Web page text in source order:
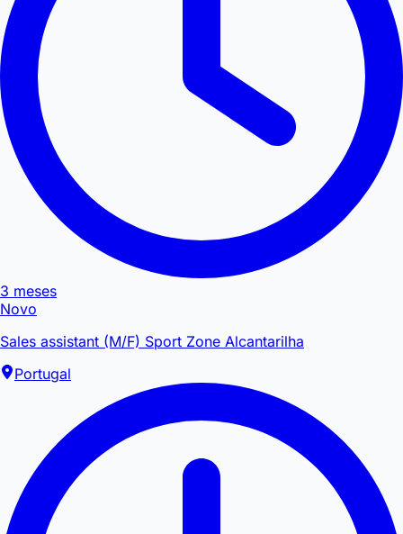
3 meses
Novo
Sales assistant (M/F) Sport Zone Alcantarilha
Portugal